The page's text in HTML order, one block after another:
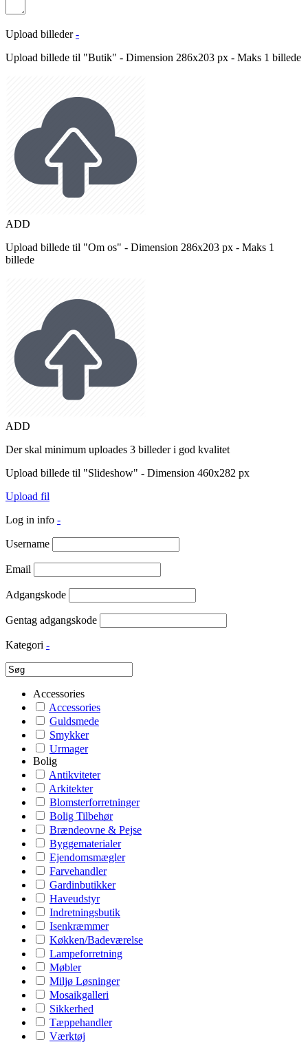
Upload billeder -
Upload billede til "Butik" - Dimension 286x203 px - Maks 1 billede
ADD
Upload billede til "Om os" - Dimension 286x203 px - Maks 1
billede
ADD
Der skal minimum uploades 3 billeder i god kvalitet
Upload billede til "Slideshow" - Dimension 460x282 px
Upload fil
Log in info -
Username
Email
Adgangskode
Gentag adgangskode
Kategori -
Accessories
Accessories
Guldsmede
Smykker
Urmager
Bolig
Antikviteter
Arkitekter
Blomsterforretninger
Bolig Tilbehør
Brændeovne & Pejse
Byggematerialer
Ejendomsmægler
Farvehandler
Gardinbutikker
Haveudstyr
Indretningsbutik
Isenkræmmer
Køkken/Badeværelse
Lampeforretning
Møbler
Miljø Løsninger
Mosaikgalleri
Sikkerhed
Tæppehandler
Værktøj